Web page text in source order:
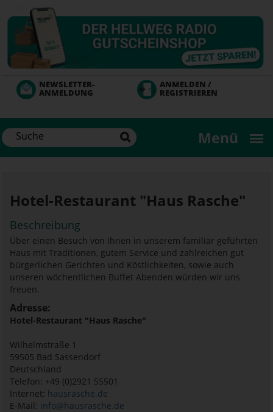
zum
Inhalt
NEWSLETTER-
ANMELDUNG
ANMELDEN /
REGISTRIEREN
Menü
Hotel-Restaurant "Haus Rasche"
Beschreibung
Über einen Besuch von Ihnen in unserem familiär geführten
Haus mit Traditionen, gutem Service und zahlreichen gut
bürgerlichen Gerichten und Köstlichkeiten, sowie auch
unseren wöchentlichen Buffet Abenden würden wir uns
freuen.
Adresse:
Hotel-Restaurant "Haus Rasche"
Wilhelmstraße 1
59505 Bad Sassendorf
Deutschland
Telefon: +49 (0)2921 55501
Internet: hausrasche.de
E-Mail: info@hausrasche.de